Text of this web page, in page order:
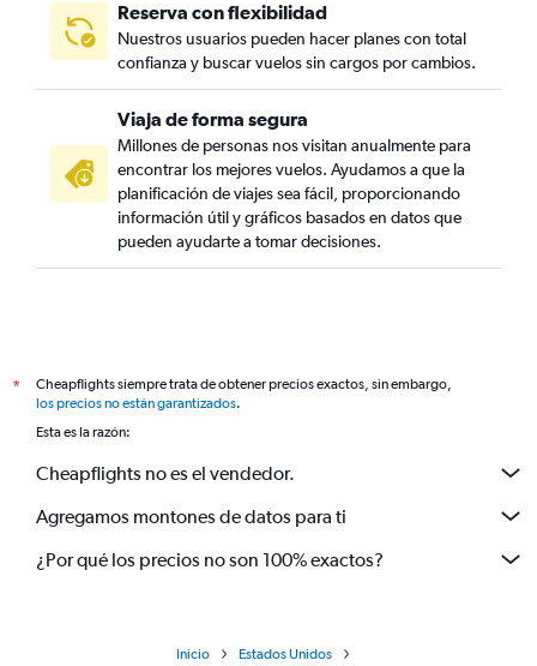
Reserva con flexibilidad
Nuestros usuarios pueden hacer planes con total
confianza y buscar vuelos sin cargos por cambios.
Viaja de forma segura
Millones de personas nos visitan anualmente para
encontrar los mejores vuelos. Ayudamos a que la
planificación de viajes sea fácil, proporcionando
información útil y gráficos basados en datos que
pueden ayudarte a tomar decisiones.
*
Cheapflights siempre trata de obtener precios exactos, sin embargo,
los precios no están garantizados.
Esta es la razón:
Cheapflights no es el vendedor.
Agregamos montones de datos para ti
¿Por qué los precios no son 100% exactos?
Inicio Estados Unidos